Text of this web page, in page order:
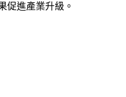
促進產業升級。